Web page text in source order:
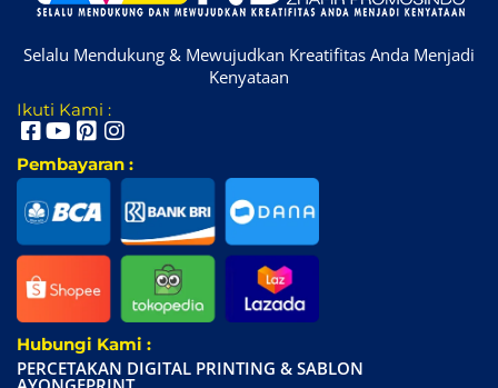
Selalu Mendukung & Mewujudkan Kreatifitas Anda Menjadi
Kenyataan
Ikuti Kami :
Pembayaran :
Hubungi Kami :
PERCETAKAN DIGITAL PRINTING & SABLON